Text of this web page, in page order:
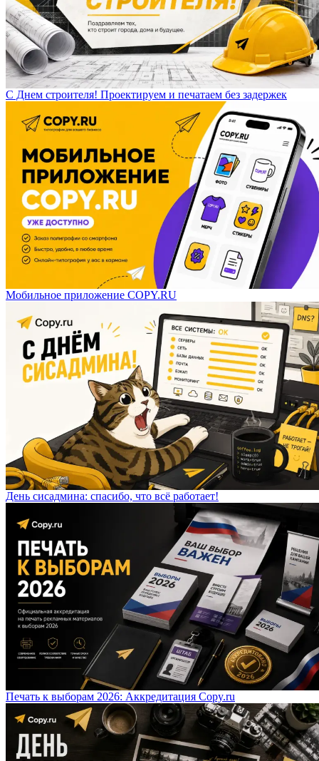
С Днем строителя! Проектируем и печатаем без задержек
Мобильное приложение COPY.RU
День сисадмина: спасибо, что всё работает!
Печать к выборам 2026: Аккредитация Copy.ru